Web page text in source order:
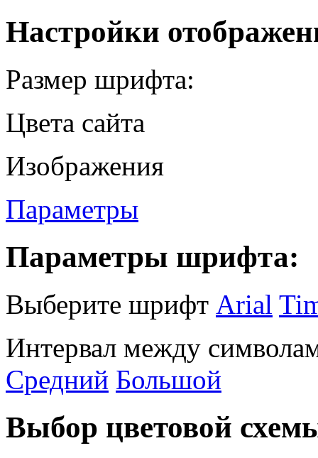
Настройки
Размер шрифта:
Цвета сайта
Изображения
Параметры
Параметры шрифта:
Выберите шрифт Arial
Интервал между
Средний Большой
Выбор цветовой